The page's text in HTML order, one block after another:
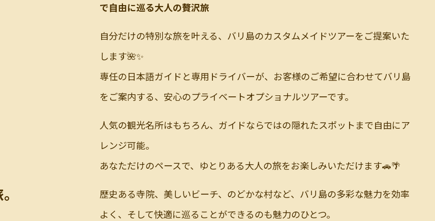
で自由に巡る大人の贅沢旅
自分だけの特別な旅を叶える、バリ島のカスタムメイドツアーをご提案いた
します🌺✨
専任の日本語ガイドと専用ドライバーが、お客様のご希望に合わせてバリ島
をご案内する、安心のプライベートオプショナルツアーです。
人気の観光名所はもちろん、ガイドならではの隠れたスポットまで自由にア
レンジ可能。
あなただけのペースで、ゆとりある大人の旅をお楽しみいただけます🚗🌴
歴史ある寺院、美しいビーチ、のどかな村など、バリ島の多彩な魅力を効率
よく、そして快適に巡ることができるのも魅力のひとつ。